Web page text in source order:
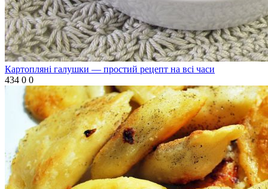
Картопляні галушки — простий рецепт на всі часи
434 0 0